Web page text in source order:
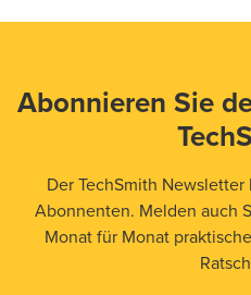
Abonnieren Sie
Der TechSmith
Abonnenten. Melden auch
Monat für Monat